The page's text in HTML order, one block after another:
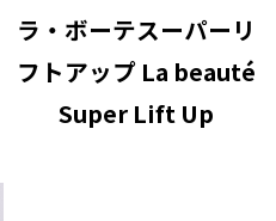
ラ・ボーテスーパーリ
フトアップ La beauté
Super Lift Up